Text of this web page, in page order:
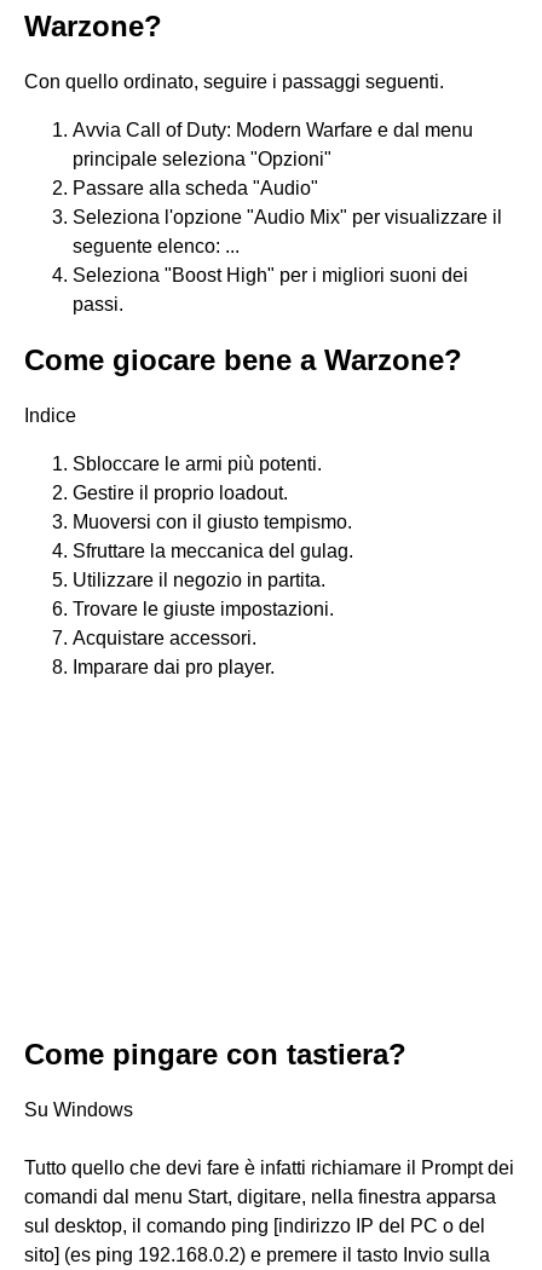
Warzone?
Con quello ordinato, seguire i passaggi seguenti.
Avvia Call of Duty: Modern Warfare e dal menu
principale seleziona "Opzioni"
Passare alla scheda "Audio"
Seleziona l'opzione "Audio Mix" per visualizzare il
seguente elenco: ...
Seleziona "Boost High" per i migliori suoni dei
passi.
Come giocare bene a Warzone?
Indice
Sbloccare le armi più potenti.
Gestire il proprio loadout.
Muoversi con il giusto tempismo.
Sfruttare la meccanica del gulag.
Utilizzare il negozio in partita.
Trovare le giuste impostazioni.
Acquistare accessori.
Imparare dai pro player.
Come pingare con tastiera?
Su Windows
Tutto quello che devi fare è infatti richiamare il Prompt dei
comandi dal menu Start, digitare, nella finestra apparsa
sul desktop, il comando ping [indirizzo IP del PC o del
sito] (es ping 192.168.0.2) e premere il tasto Invio sulla